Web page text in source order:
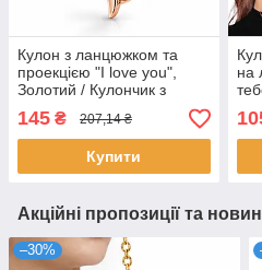
Кулон з ланцюжком та
проекцією "I love you",
Золотий / Кулончик з
серцем / Підвіска на шию /
Кулон серце / Кулон-
Підвіска
145 ₴ 207,14 ₴
Купити
на
/
Акційні пропозиції та
–30%